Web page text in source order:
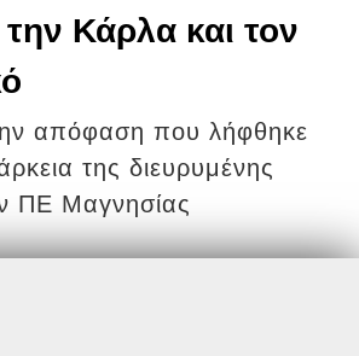
Κάρλα και τον
απόφαση που λήφθηκε
της διευρυμένης
ΠΕ Μαγνησίας